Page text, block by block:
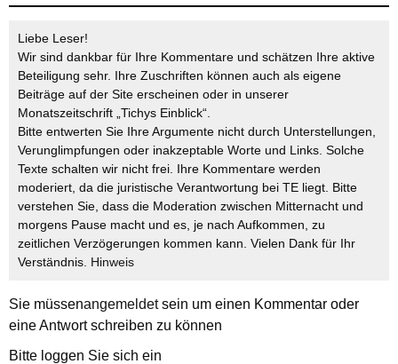
Liebe Leser!
Wir sind dankbar für Ihre Kommentare und schätzen Ihre aktive
Beteiligung sehr. Ihre Zuschriften können auch als eigene
Beiträge auf der Site erscheinen oder in unserer
Monatszeitschrift „Tichys Einblick“.
Bitte entwerten Sie Ihre Argumente nicht durch Unterstellungen,
Verunglimpfungen oder inakzeptable Worte und Links. Solche
Texte schalten wir nicht frei. Ihre Kommentare werden
moderiert, da die juristische Verantwortung bei TE liegt. Bitte
verstehen Sie, dass die Moderation zwischen Mitternacht und
morgens Pause macht und es, je nach Aufkommen, zu
zeitlichen Verzögerungen kommen kann. Vielen Dank für Ihr
Verständnis. Hinweis
Sie müssenangemeldetsein um einen Kommentar oder
eine Antwort schreiben zu können
Bitte loggen Sie sich ein